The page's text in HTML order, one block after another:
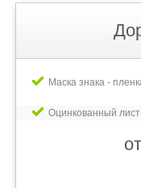
Маска знака -
Оцинкованный